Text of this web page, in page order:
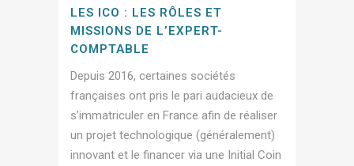
LES ICO : LES RÔLES ET
MISSIONS DE L’EXPERT-
COMPTABLE
Depuis 2016, certaines sociétés
françaises ont pris le pari audacieux de
s’immatriculer en France afin de réaliser
un projet technologique (généralement)
innovant et le financer via une Initial Coin